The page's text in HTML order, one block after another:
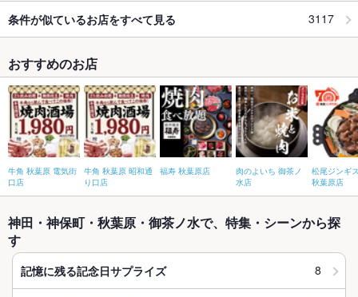
条件が似ているお店をすべて見る 3117
おすすめのお店
牛角 秋葉原 電気街
口店
牛角 秋葉原 昭和通
り口店
福寿 秋葉原店
肉のよいち 御茶ノ
水店
松尾ジンギ
秋葉原店
神田・神保町・秋葉原・御茶ノ水で、特集・シーンから探
す
記憶に残る記念日サプライズ 8